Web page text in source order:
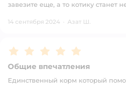
завезите еще, а то котику станет
14 сентября 2024 · Азат Ш.
Рейтинг:5
Общие впечатления
Единственный корм который